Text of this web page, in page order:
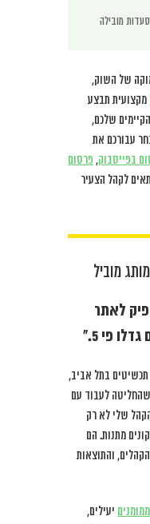
מובילה
של השוק,
מקצועית תבצע
שלכם,
עבורכם את
בפייסבוק, פרסום
לקהל הצעיר
מוביל
לאתר
בתל אביב,
לעבוד עם
שלי לא רק
שקונים מתנות. הם
והתוצאות
יעילים,